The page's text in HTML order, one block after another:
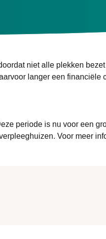
niet alle plekken
langer een financiële
periode is nu voor een
Voor meer